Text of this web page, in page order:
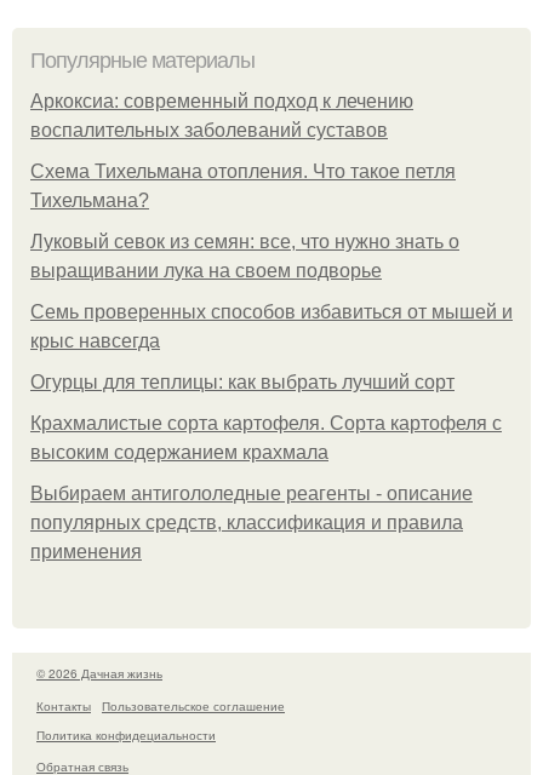
Популярные материалы
Аркоксиа: современный подход к лечению
воспалительных заболеваний суставов
Схема Тихельмана отопления. Что такое петля
Тихельмана?
Луковый севок из семян: все, что нужно знать о
выращивании лука на своем подворье
Семь проверенных способов избавиться от мышей и
крыс навсегда
Огурцы для теплицы: как выбрать лучший сорт
Крахмалистые сорта картофеля. Сорта картофеля с
высоким содержанием крахмала
Выбираем антигололедные реагенты - описание
популярных средств, классификация и правила
применения
© 2026 Дачная жизнь
Контакты
Пользовательское соглашение
Политика конфидециальности
Обратная связь